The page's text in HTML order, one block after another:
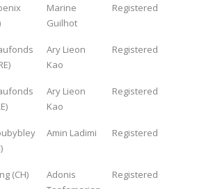
Marine
Guilhot
Registered
Ary Lieon
Kao
Registered
Ary Lieon
Kao
Registered
Amin Ladimi Registered
(CH)
Adonis
Registered